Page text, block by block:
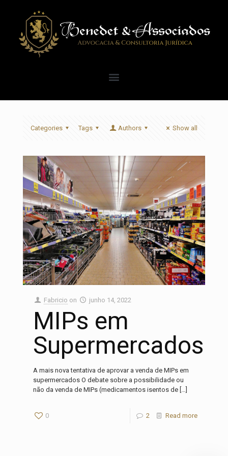
Categories Tags Authors Show all
Fabricio on junho 14, 2022
MIPs em
Supermercados
A mais nova tentativa de aprovar a venda de MIPs em
supermercados O debate sobre a possibilidade ou
não da venda de MIPs (medicamentos isentos de […]
0 2 Read more